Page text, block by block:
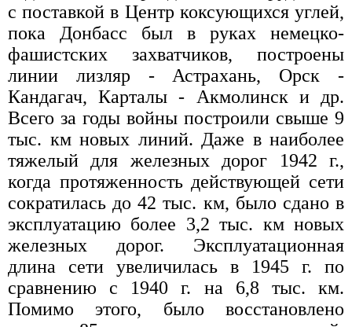
с поставкой в Центр коксующихся углей,
пока Донбасс был в руках немецко-
фашистских захватчиков, построены
линии лизляр - Астрахань, Орск -
Кандагач, Карталы - Акмолинск и др.
Всего за годы войны построили свыше 9
тыс. км новых линий. Даже в наиболее
тяжелый для железных дорог 1942 г.,
когда протяженность действующей сети
сократилась до 42 тыс. км, было сдано в
эксплуатацию более 3,2 тыс. км новых
железных дорог. Эксплуатационная
длина сети увеличилась в 1945 г. по
сравнению с 1940 г. на 6,8 тыс. км.
Помимо этого, было восстановлено